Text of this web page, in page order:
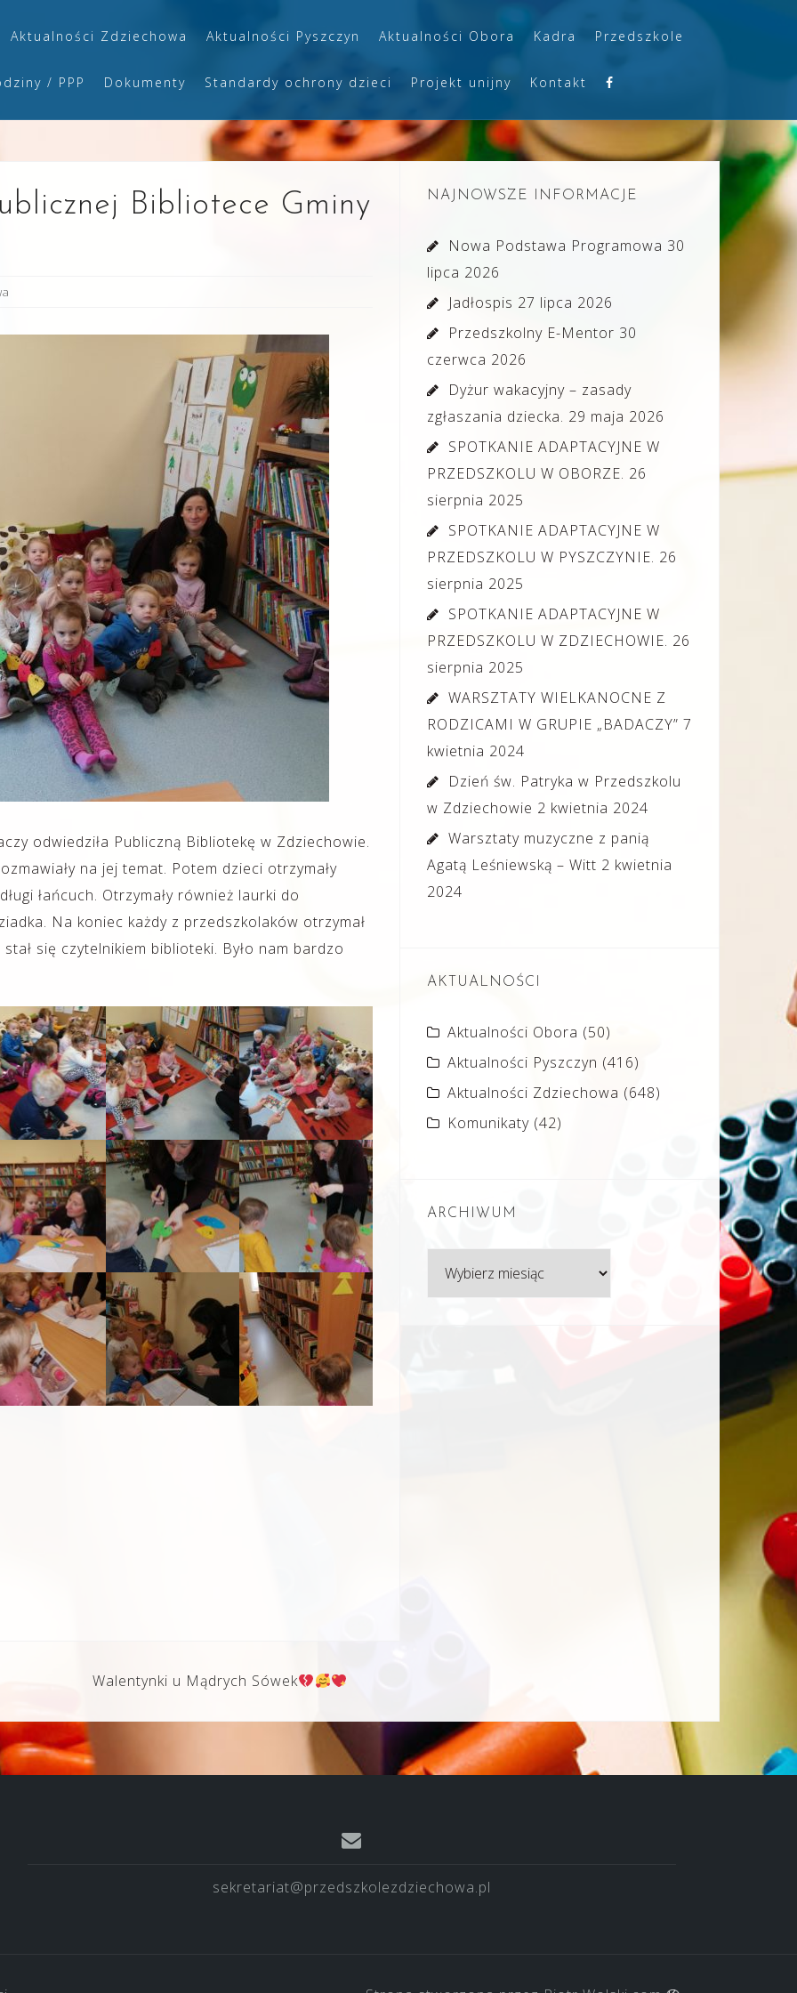
Aktualności Zdziechowa Aktualności Pyszczyn Aktualności Obora Kadra Przedszkole
/ PPP Dokumenty Standardy ochrony dzieci Projekt unijny Kontakt
Bibliotece Gminy
odwiedziła Publiczną Bibliotekę w Zdziechowie.
na jej temat. Potem dzieci otrzymały
łańcuch. Otrzymały również laurki do
Na koniec każdy z przedszkolaków otrzymał
się czytelnikiem biblioteki. Było nam bardzo
Walentynki u Mądrych Sówek
NAJNOWSZE INFORMACJE
Nowa Podstawa Programowa 30
lipca 2026
Jadłospis 27 lipca 2026
Przedszkolny E-Mentor 30
czerwca 2026
Dyżur wakacyjny – zasady
zgłaszania dziecka. 29 maja 2026
SPOTKANIE ADAPTACYJNE W
PRZEDSZKOLU W OBORZE. 26
sierpnia 2025
SPOTKANIE ADAPTACYJNE W
PRZEDSZKOLU W PYSZCZYNIE. 26
sierpnia 2025
SPOTKANIE ADAPTACYJNE W
PRZEDSZKOLU W ZDZIECHOWIE. 26
sierpnia 2025
WARSZTATY WIELKANOCNE Z
RODZICAMI W GRUPIE „BADACZY” 7
kwietnia 2024
Dzień św. Patryka w Przedszkolu
w Zdziechowie 2 kwietnia 2024
Warsztaty muzyczne z panią
Agatą Leśniewską – Witt 2 kwietnia
2024
AKTUALNOŚCI
Aktualności Obora (50)
Aktualności Pyszczyn (416)
Aktualności Zdziechowa (648)
Komunikaty (42)
ARCHIWUM
sekretariat@przedszkolezdziechowa.pl